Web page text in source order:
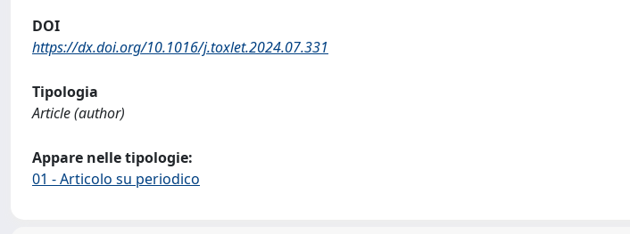
DOI
https://dx.doi.org/10.1016/j.toxlet.2024.07.331
Tipologia
Article (author)
Appare nelle tipologie:
01 - Articolo su periodico